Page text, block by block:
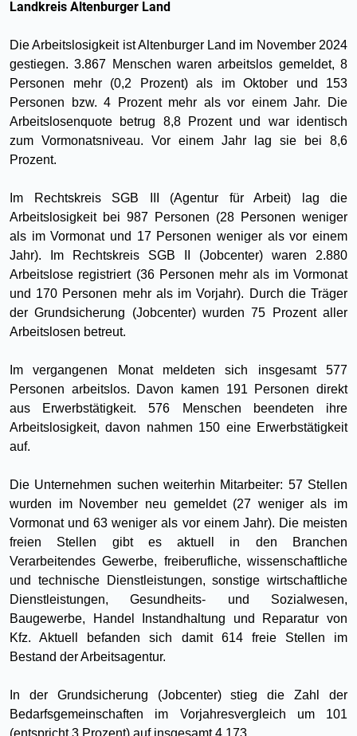
Landkreis Altenburger Land
Die Arbeitslosigkeit ist Altenburger Land im November 2024
gestiegen. 3.867 Menschen waren arbeitslos gemeldet, 8
Personen mehr (0,2 Prozent) als im Oktober und 153
Personen bzw. 4 Prozent mehr als vor einem Jahr. Die
Arbeitslosenquote betrug 8,8 Prozent und war identisch
zum Vormonatsniveau. Vor einem Jahr lag sie bei 8,6
Prozent.
Im Rechtskreis SGB III (Agentur für Arbeit) lag die
Arbeitslosigkeit bei 987 Personen (28 Personen weniger
als im Vormonat und 17 Personen weniger als vor einem
Jahr). Im Rechtskreis SGB II (Jobcenter) waren 2.880
Arbeitslose registriert (36 Personen mehr als im Vormonat
und 170 Personen mehr als im Vorjahr). Durch die Träger
der Grundsicherung (Jobcenter) wurden 75 Prozent aller
Arbeitslosen betreut.
Im vergangenen Monat meldeten sich insgesamt 577
Personen arbeitslos. Davon kamen 191 Personen direkt
aus Erwerbstätigkeit. 576 Menschen beendeten ihre
Arbeitslosigkeit, davon nahmen 150 eine Erwerbstätigkeit
auf.
Die Unternehmen suchen weiterhin Mitarbeiter: 57 Stellen
wurden im November neu gemeldet (27 weniger als im
Vormonat und 63 weniger als vor einem Jahr). Die meisten
freien Stellen gibt es aktuell in den Branchen
Verarbeitendes Gewerbe, freiberufliche, wissenschaftliche
und technische Dienstleistungen, sonstige wirtschaftliche
Dienstleistungen, Gesundheits- und Sozialwesen,
Baugewerbe, Handel Instandhaltung und Reparatur von
Kfz. Aktuell befanden sich damit 614 freie Stellen im
Bestand der Arbeitsagentur.
In der Grundsicherung (Jobcenter) stieg die Zahl der
Bedarfsgemeinschaften im Vorjahresvergleich um 101
(entspricht 3 Prozent) auf insgesamt 4.173.